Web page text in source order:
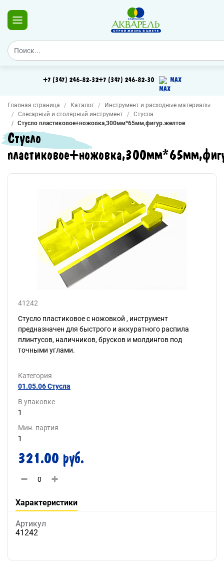
+7 (347) 246-82-32+7 (347) 246-82-30 MAX
Главная страница Каталог
Инструмент и расходные материалы
Слесарный и столярный инструмент
Стусла
Стусло пластиковое+ножовка,300мм*65мм,фигур.желтое
Стусло
41242
Стусло пластиковое с ножовкой , инструмент
предназначен для быстрого и аккуратного распила
плинтусов, наличников, брусков и молдингов под
точными углами.
Категория
01.05.06 Стусла
В упаковке
1
Мин. партия
1
321.00 руб.
Характеристики
Артикул
41242